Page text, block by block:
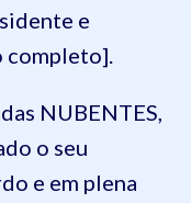
e
completo].
NUBENTES,
o seu
e em plena